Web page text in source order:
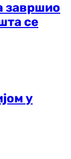
завршио
се
у